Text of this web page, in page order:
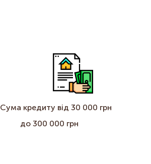
Сума кредиту від 30 000 грн
до 300 000 грн